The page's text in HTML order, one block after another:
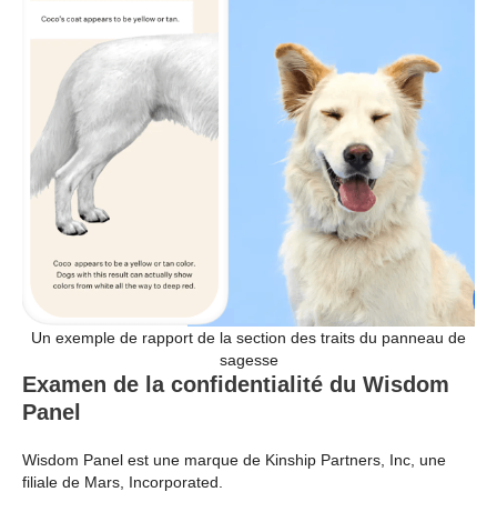
Un exemple de rapport de la section des traits du panneau de
sagesse
Examen de la confidentialité du Wisdom
Panel
Wisdom Panel est une marque de Kinship Partners, Inc, une
filiale de Mars, Incorporated.